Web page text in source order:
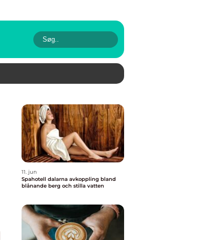
11. jun
Spahotell dalarna avkoppling bland
blånande berg och stilla vatten